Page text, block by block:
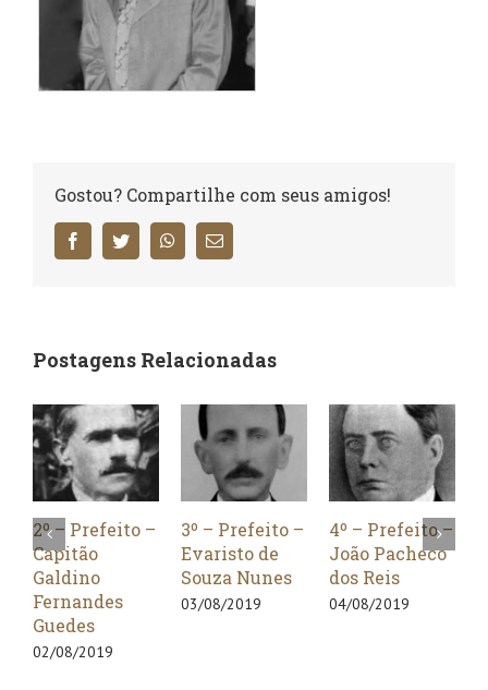
Gostou? Compartilhe com seus amigos!
FacebookTwitter WhatsApp
E-
mail
Postagens Relacionadas
2º – Prefeito –
Capitão
Galdino
Fernandes
Guedes
02/08/2019
3º – Prefeito –
Evaristo de
Souza Nunes
03/08/2019
4º – Prefeito –
João Pacheco
dos Reis
04/08/2019